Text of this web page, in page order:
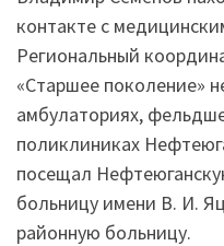
контакте с
Региональный
«Старшее поколение»
амбулаториях,
поликлиниках
посещал
больницу имени В. И.
районную больницу.